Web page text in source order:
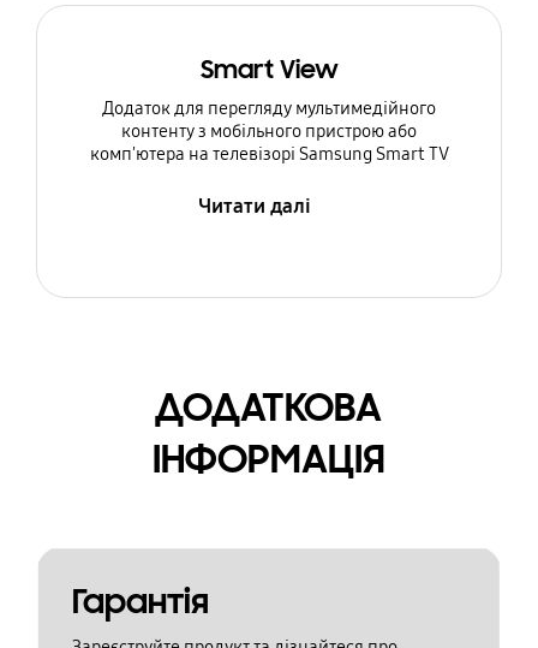
Smart View
Додаток для перегляду мультимедійного
контенту з мобільного пристрою або
комп'ютера на телевізорі Samsung Smart TV
Читати далі
ДОДАТКОВА
ІНФОРМАЦІЯ
Гарантія